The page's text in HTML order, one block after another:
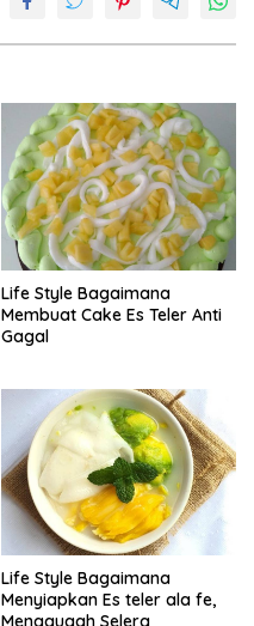
Life Style Bagaimana
Membuat Cake Es Teler Anti
Gagal
Life Style Bagaimana
Menyiapkan Es teler ala fe,
Menggugah Selera